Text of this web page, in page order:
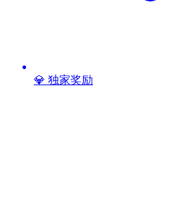
💎 独家奖励